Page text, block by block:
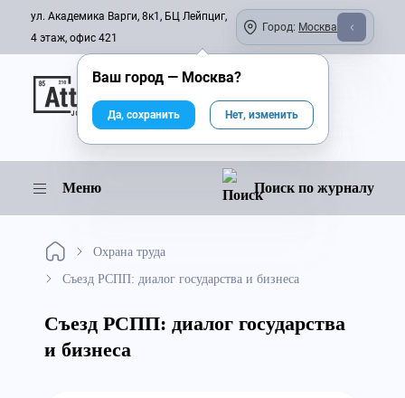
ул. Академика Варги, 8к1, БЦ Лейпциг,
4 этаж, офис 421
Город: Москва
Онлайн-журнал
Меню Поиск по журналу
Охрана труда
Съезд РСПП: диалог государства и бизнеса
Съезд РСПП: диалог государства
и бизнеса
Ваш город — Москва?
Да, сохранить Нет, изменить